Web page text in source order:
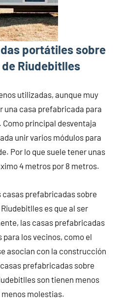
portátiles sobre
de Riudebitlles
utilizadas, aunque muy
una casa prefabricada para
principal desventaja
unir varios módulos para
Por lo que suele tener unas
4 metros por 8 metros.
casas prefabricadas sobre
es que al ser
las casas prefabricadas
los vecinos, como el
asocian con la construcción
prefabricadas sobre
son tienen menos
molestias.